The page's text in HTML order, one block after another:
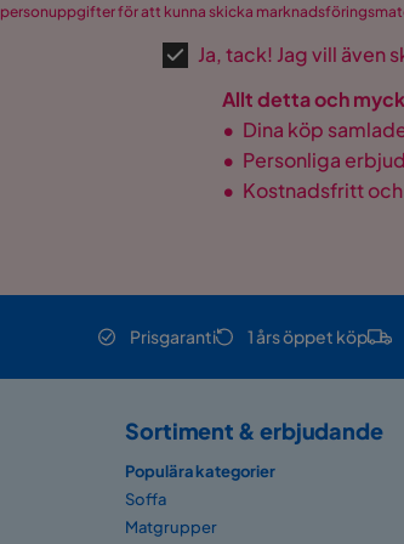
personuppgifter för att kunna skicka
Ja, tack! Jag vill även
Allt detta och
• Dina köp
• Personliga
• Kostnadsfritt
Prisgaranti 1 års öppet köp
Sortiment & erbjudande
Populära kategorier
Soffa
Matgrupper